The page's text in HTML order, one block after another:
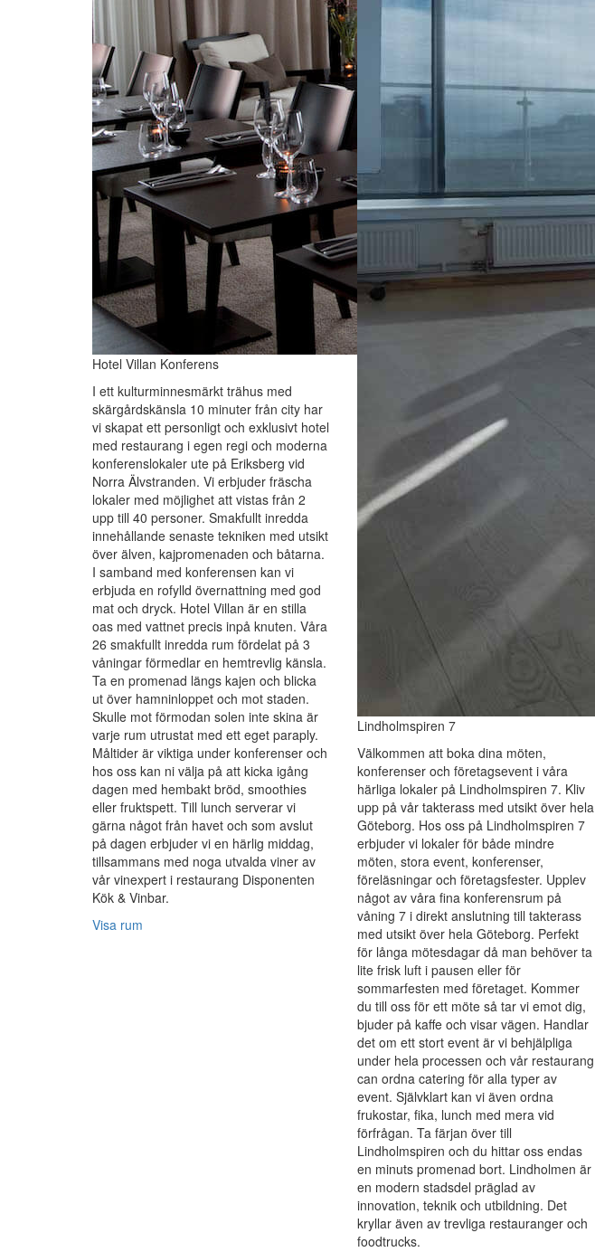
Hotel Villan Konferens
I ett kulturminnesmärkt trähus med
skärgårdskänsla 10 minuter från city har
vi skapat ett personligt och exklusivt hotel
med restaurang i egen regi och moderna
konferenslokaler ute på Eriksberg vid
Norra Älvstranden. Vi erbjuder fräscha
lokaler med möjlighet att vistas från 2
upp till 40 personer. Smakfullt inredda
innehållande senaste tekniken med utsikt
över älven, kajpromenaden och båtarna.
I samband med konferensen kan vi
erbjuda en rofylld övernattning med god
mat och dryck. Hotel Villan är en stilla
oas med vattnet precis inpå knuten. Våra
26 smakfullt inredda rum fördelat på 3
våningar förmedlar en hemtrevlig känsla.
Ta en promenad längs kajen och blicka
ut över hamninloppet och mot staden.
Skulle mot förmodan solen inte skina är
varje rum utrustat med ett eget paraply.
Måltider är viktiga under konferenser och
hos oss kan ni välja på att kicka igång
dagen med hembakt bröd, smoothies
eller fruktspett. Till lunch serverar vi
gärna något från havet och som avslut
på dagen erbjuder vi en härlig middag,
tillsammans med noga utvalda viner av
vår vinexpert i restaurang Disponenten
Kök & Vinbar.
Visa rum
Lindholmspiren 7
Välkommen att boka dina möten,
konferenser och företagsevent i våra
härliga lokaler på Lindholmspiren 7. Kliv
upp på vår takterass med utsikt över hela
Göteborg. Hos oss på Lindholmspiren 7
erbjuder vi lokaler för både mindre
möten, stora event, konferenser,
föreläsningar och företagsfester. Upplev
något av våra fina konferensrum på
våning 7 i direkt anslutning till takterass
med utsikt över hela Göteborg. Perfekt
för långa mötesdagar då man behöver ta
lite frisk luft i pausen eller för
sommarfesten med företaget. Kommer
du till oss för ett möte så tar vi emot dig,
bjuder på kaffe och visar vägen. Handlar
det om ett stort event är vi behjälpliga
under hela processen och vår restaurang
can ordna catering för alla typer av
event. Självklart kan vi även ordna
frukostar, fika, lunch med mera vid
förfrågan. Ta färjan över till
Lindholmspiren och du hittar oss endas
en minuts promenad bort. Lindholmen är
en modern stadsdel präglad av
innovation, teknik och utbildning. Det
kryllar även av trevliga restauranger och
foodtrucks.